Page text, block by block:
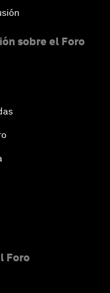
sobre el Foro
Foro